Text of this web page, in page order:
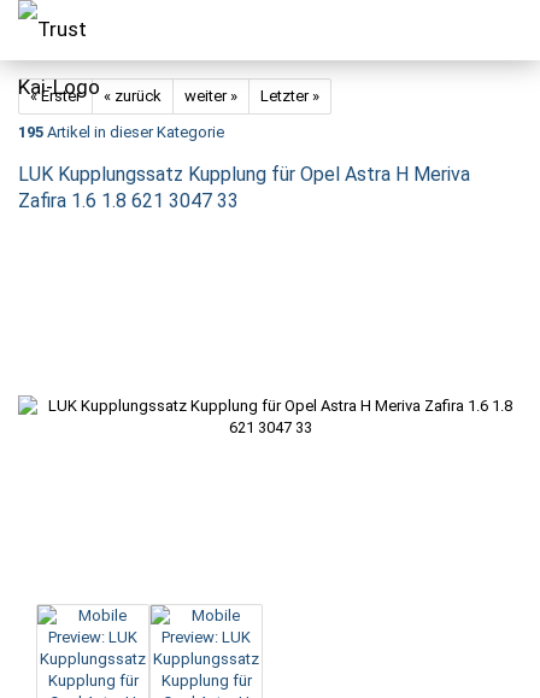
« Erster « zurück weiter »
Letzter »
195 Artikel in dieser Kategorie
LUK Kupplungssatz Kupplung für Opel Astra H Meriva
Zafira 1.6 1.8 621 3047 33